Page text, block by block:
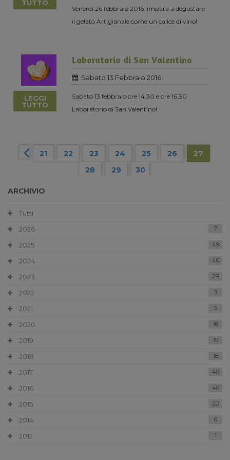
TUTTO
Venerdì 26 febbraio 2016, impara a degustare
il gelato Artigianale come un calice di vino!
LEGGI
TUTTO
Laboratorio di San Valentino
Sabato 13 Febbraio 2016
Sabato 13 febbraio ore 14.30 e ore 16.30
Laboratorio di San Valentino!
21 22 23 24 25 26
27
28
29 30
ARCHIVIO
Tutti
2026
7
2025 49
2024 46
2023 29
2022 3
2021 5
2020 18
2019 19
2018 18
2017 40
2016 40
2015 20
2014 6
2012 1